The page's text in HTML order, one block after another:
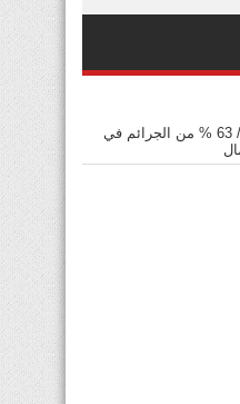
/
63 % من الجرائم في